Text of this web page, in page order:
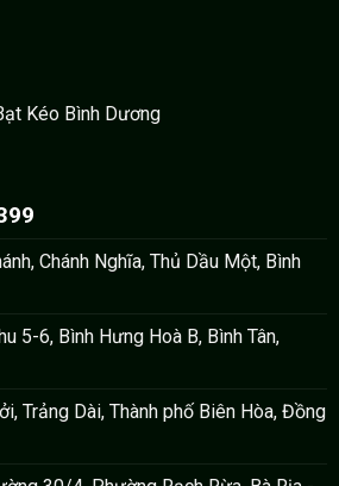
Kéo Bình Dương
Chánh Nghĩa, Thủ Dầu Một, Bình
5-6, Bình Hưng Hoà B, Bình Tân,
Trảng Dài, Thành phố Biên Hòa, Đồng